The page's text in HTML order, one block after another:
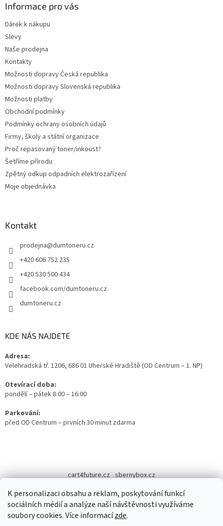
K personalizaci obsahu a reklam, poskytování funkcí
sociálních médií a analýze naší návštěvnosti využíváme
soubory cookies. Více informacízde.
i
Informace pro vás
Dárek k nákupu
Slevy
Naše prodejna
Kontakty
Možnosti dopravy Česká republika
Možnosti dopravy Slovenská republika
Možnosti platby
Obchodní podmínky
Podmínky ochrany osobních údajů
Firmy, školy a státní organizace
Proč repasovaný toner/inkoust?
Šetříme přírodu
Zpětný odkup odpadních elektrozařízení
Moje objednávka
Kontakt
prodejna@dumtoneru.cz
+420 606 752 235
+420 530 500 434
facebook.com/dumtoneru.cz
dumtoneru.cz
KDE NÁS NAJDETE
Adresa:
Velehradská tř. 1206, 686 01 Uherské Hradiště (OD Centrum – 1. NP)
Otevírací doba:
pondělí – pátek 8:00 – 16:00
Parkování:
před OD Centrum – prvních 30 minut zdarma
cart4future.cz sbernybox.cz